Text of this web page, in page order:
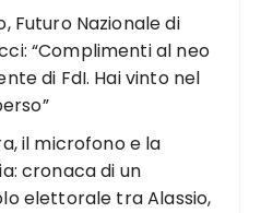
Futuro Nazionale di
“Complimenti al neo
di FdI. Hai vinto nel
il microfono e la
cronaca di un
elettorale tra Alassio,